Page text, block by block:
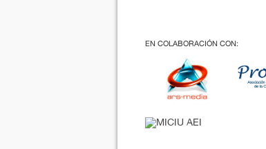
EN COLABORACIÓN CON: